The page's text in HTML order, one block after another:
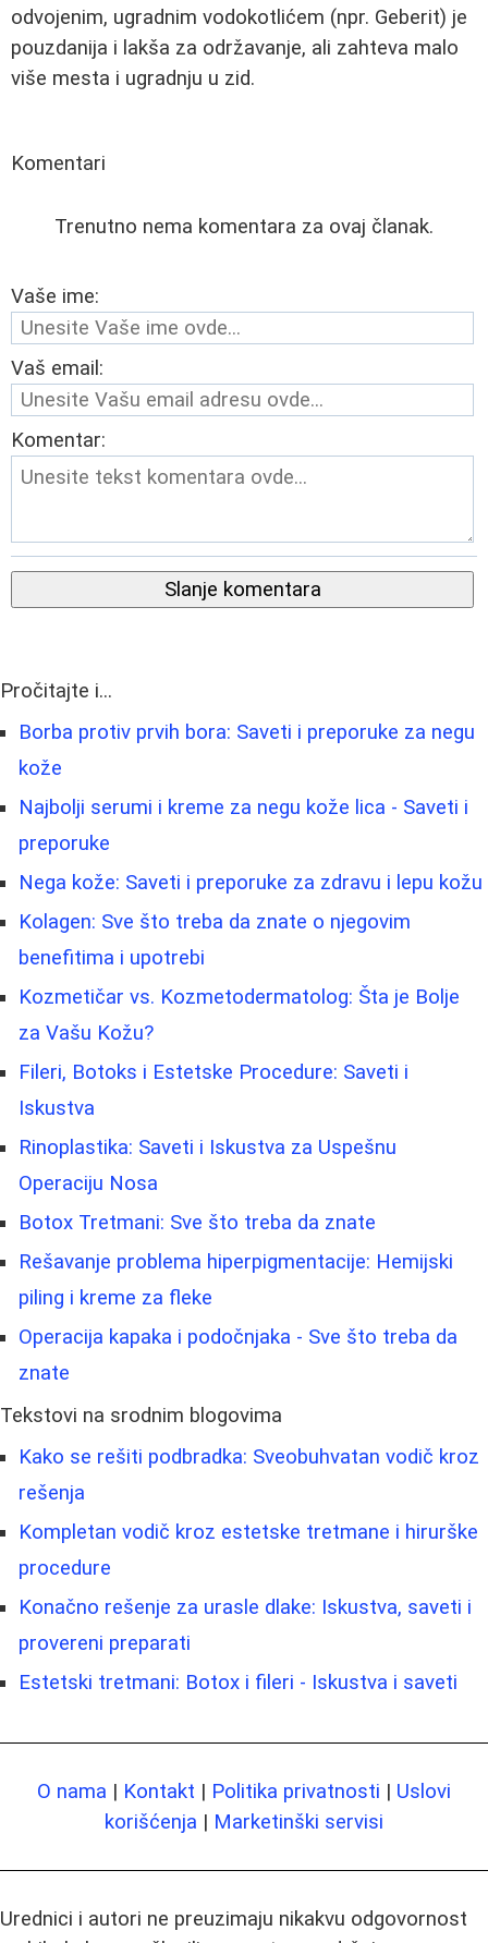
odvojenim, ugradnim vodokotlićem (npr. Geberit) je
pouzdanija i lakša za održavanje, ali zahteva malo
više mesta i ugradnju u zid.
Komentari
Trenutno nema komentara za ovaj članak.
Vaše ime:
Vaš email:
Komentar:
Slanje komentara
Pročitajte i...
Borba protiv prvih bora: Saveti i preporuke za negu
kože
Najbolji serumi i kreme za negu kože lica - Saveti i
preporuke
Nega kože: Saveti i preporuke za zdravu i lepu kožu
Kolagen: Sve što treba da znate o njegovim
benefitima i upotrebi
Kozmetičar vs. Kozmetodermatolog: Šta je Bolje
za Vašu Kožu?
Fileri, Botoks i Estetske Procedure: Saveti i
Iskustva
Rinoplastika: Saveti i Iskustva za Uspešnu
Operaciju Nosa
Botox Tretmani: Sve što treba da znate
Rešavanje problema hiperpigmentacije: Hemijski
piling i kreme za fleke
Operacija kapaka i podočnjaka - Sve što treba da
znate
Tekstovi na srodnim blogovima
Kako se rešiti podbradka: Sveobuhvatan vodič kroz
rešenja
Kompletan vodič kroz estetske tretmane i hirurške
procedure
Konačno rešenje za urasle dlake: Iskustva, saveti i
provereni preparati
Estetski tretmani: Botox i fileri - Iskustva i saveti
O nama | Kontakt | Politika privatnosti | Uslovi
korišćenja | Marketinški servisi
Urednici i autori ne preuzimaju nikakvu odgovornost